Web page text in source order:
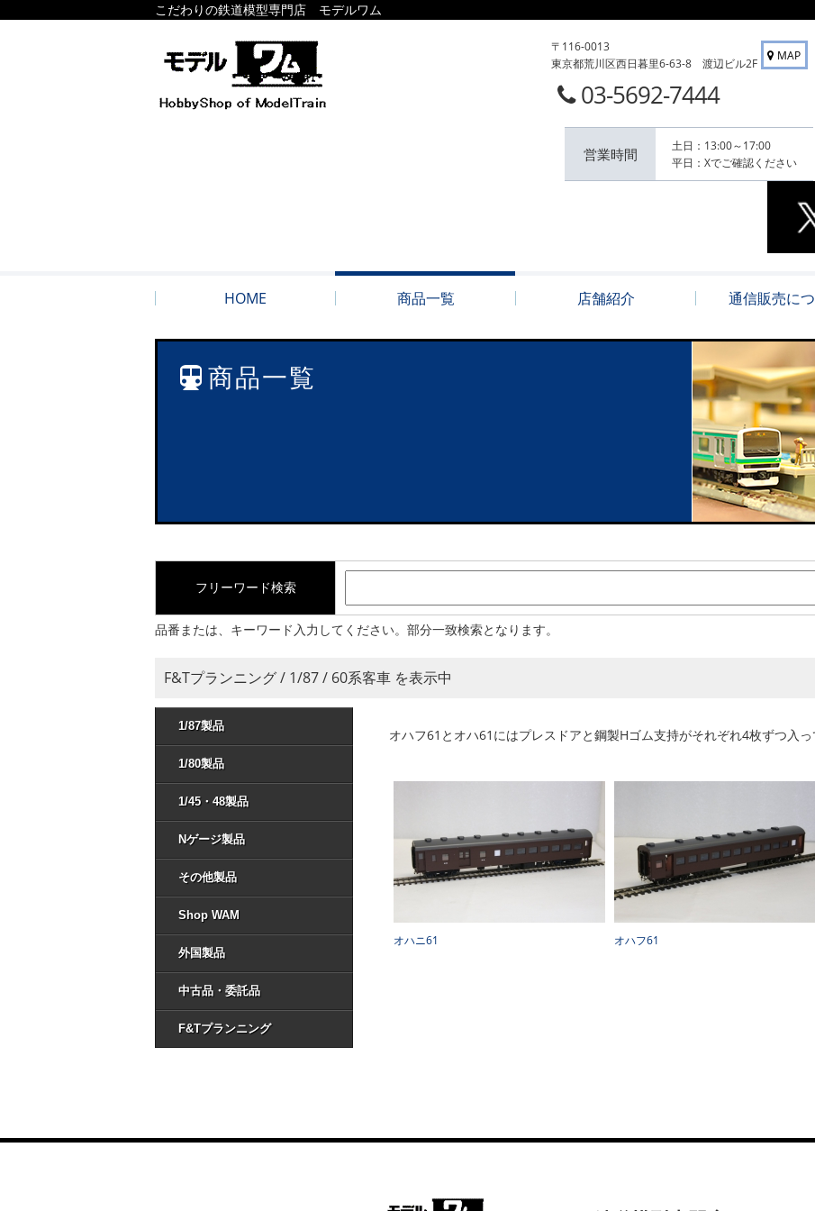
こだわりの鉄道模型専門店 モデルワム
MAP
〒116-0013
東京都荒川区西日暮里6-63-8 渡辺ビル2F
03-5692-7444
営業時間
土日：13:00～17:00
平日：Xでご確認ください
HOME 商品一覧 店舗紹介 通信販売に
商品一覧
フリーワード検索
品番または、キーワード入力してください。部分一致検索となります。
F&Tプランニング / 1/87 / 60系客車 を表示中
1/87製品
1/80製品
1/45・48製品
Nゲージ製品
その他製品
Shop WAM
外国製品
中古品・委託品
F&Tプランニング
オハフ61とオハ61にはプレスドアと鋼製Hゴム支持がそれぞれ4枚ずつ入っ
オハニ61 オハフ61